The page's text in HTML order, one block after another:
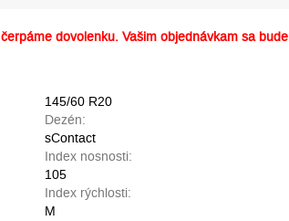
čerpáme dovolenku. Vašim objednávkam sa
145/60 R20
Dezén:
sContact
Index nosnosti:
105
Index rýchlosti:
M